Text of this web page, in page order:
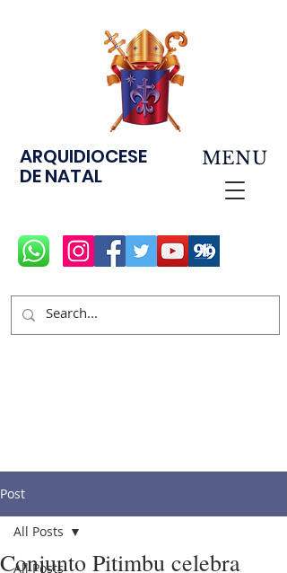
ARQUIDIOCESE
DE NATAL
MENU
Post
All Posts
All Posts
Conjunto Pitimbu celebra